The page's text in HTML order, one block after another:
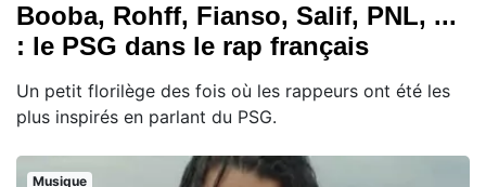
Booba, Rohff, Fianso, Salif, PNL, ...
: le PSG dans le rap français
Un petit florilège des fois où les rappeurs ont été les
plus inspirés en parlant du PSG.
Musique